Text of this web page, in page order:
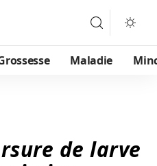
Maladie
de larve